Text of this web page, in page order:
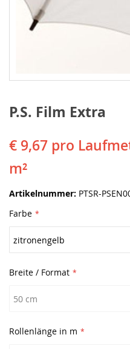
P.S. Film Extra
€ 9,67 pro
m²
Artikelnummer PTSR-
Farbe
Breite / Format
Rollenlänge in m